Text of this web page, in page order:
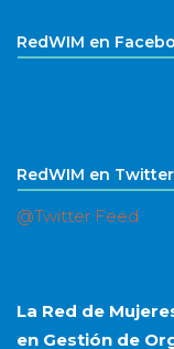
RedWIM en
RedWIM en Twitter
@Twitter Feed
La Red de
en Gestión de